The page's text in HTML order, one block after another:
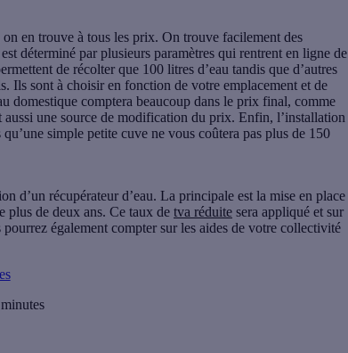
en trouve à tous les prix. On trouve facilement des
déterminé par plusieurs paramètres qui rentrent en ligne de
de récolter que 100 litres d’eau tandis que d’autres
Ils sont à choisir en fonction de votre emplacement et de
domestique comptera beaucoup dans le prix final, comme
aussi une source de modification du prix. Enfin, l’installation
simple petite cuve ne vous coûtera pas plus de 150
d’un récupérateur d’eau. La principale est la mise en place
plus de deux ans. Ce taux de tva réduite sera appliqué et sur
également compter sur les aides de votre collectivité